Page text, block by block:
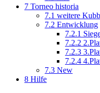
7 Torneo historia
7.1 weitere
7.2 Entwicklung
7.2.1
7.2.2
7.2.3
7.2.4
7.3 New
8 Hilfe